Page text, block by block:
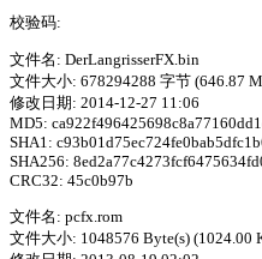
校验码:
文件名: DerLangrisserFX.bin
文件大小: 678294288 字节 (646.87
修改日期: 2014-12-27 11:06
MD5:
SHA1:
SHA256:
CRC32: 45c0b97b
文件名: pcfx.rom
文件大小: 1048576 Byte(s) (1024.00